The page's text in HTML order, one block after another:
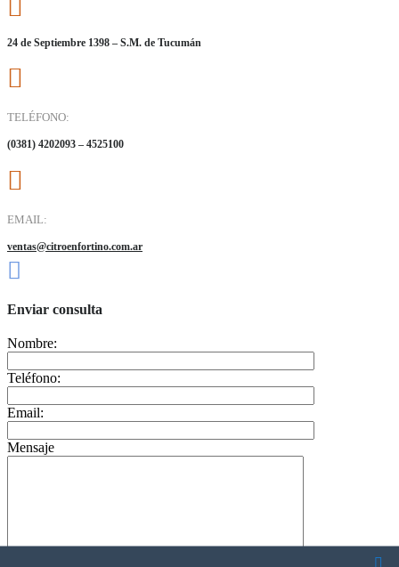
24 de Septiembre 1398 – S.M. de Tucumán
TELÉFONO:
(0381) 4202093 – 4525100
EMAIL:
ventas@citroenfortino.com.ar
Enviar consulta
Nombre:
Teléfono:
Email:
Mensaje